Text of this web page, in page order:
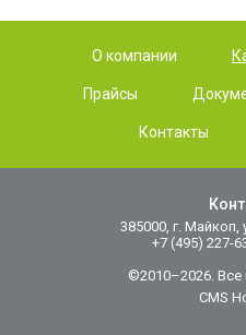
О компании
Прайсы
Контакты
385000, г.
+7 (495) 227-
©2010–2026.
CMS